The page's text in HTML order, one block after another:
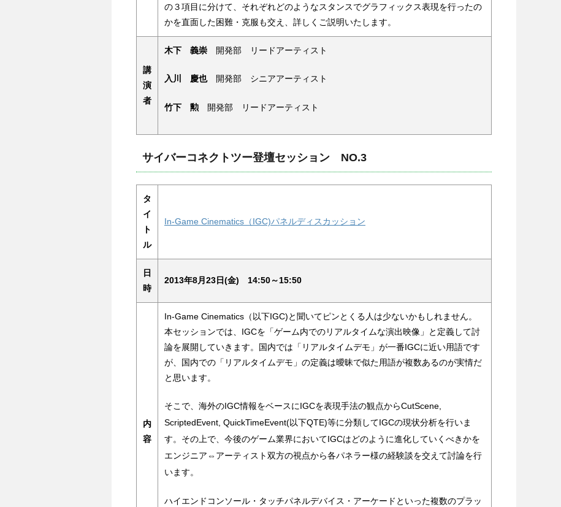
の３項目に分けて、それぞれどのようなスタンスでグラフィックス表現を行ったの
かを直面した困難・克服も交え、詳しくご説明いたします。
講
演
者
木下 義崇 開発部 リードアーティスト
入川 慶也開発部 シニアアーティスト
竹下 勲 開発部 リードアーティスト
サイバーコネクトツー登壇セッション NO.3
タ
イ
ト
ル
In-Game Cinematics（IGC)パネルディスカッション
日
時
2013年8月23日(金) 14:50～15:50
内
容
In-Game Cinematics（以下IGC)と聞いてピンとくる人は少ないかもしれません。
本セッションでは、IGCを「ゲーム内でのリアルタイムな演出映像」と定義して討
論を展開していきます。国内では「リアルタイムデモ」が一番IGCに近い用語です
が、国内での「リアルタイムデモ」の定義は曖昧で似た用語が複数あるのが実情だ
と思います。
そこで、海外のIGC情報をベースにIGCを表現手法の観点からCutScene,
ScriptedEvent, QuickTimeEvent(以下QTE)等に分類してIGCの現状分析を行いま
す。その上で、今後のゲーム業界においてIGCはどのように進化していくべきかを
エンジニア⇔アーティスト双方の視点から各パネラー様の経験談を交えて討論を行
います。
ハイエンドコンソール・タッチパネルデバイス・アーケードといった複数のプラッ